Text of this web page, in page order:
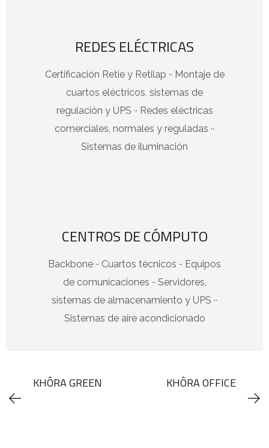
REDES ELÉCTRICAS
Certificación Retie y Retilap ·· Montaje de
cuartos eléctricos, sistemas de
regulación y UPS ·· Redes eléctricas
comerciales, normales y reguladas ··
Sistemas de iluminación
CENTROS DE CÓMPUTO
Backbone ·· Cuartos técnicos ·· Equipos
de comunicaciones ·· Servidores,
sistemas de almacenamiento y UPS ··
Sistemas de aire acondicionado
KHÔRA GREEN KHÔRA OFFICE